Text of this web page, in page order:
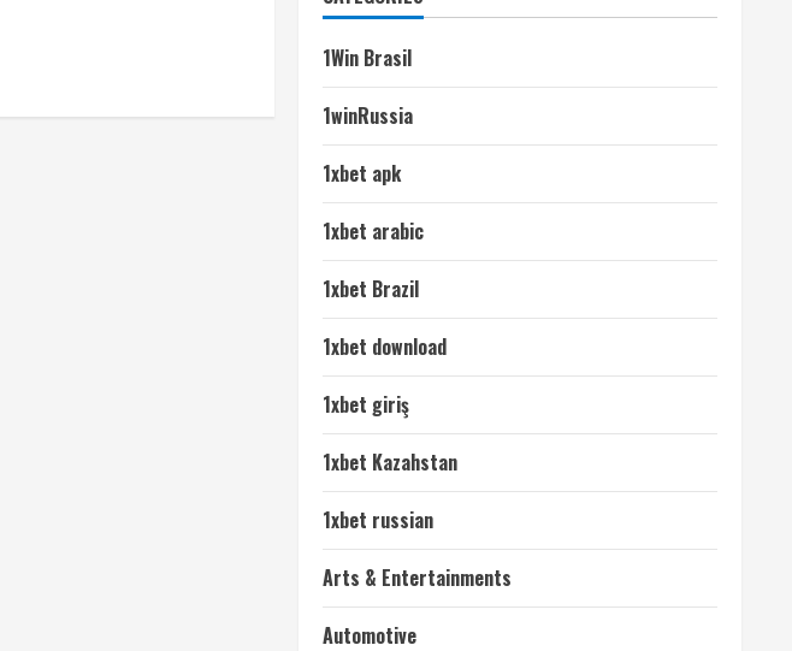
1Win Brasil
1winRussia
1xbet apk
1xbet arabic
1xbet Brazil
1xbet download
1xbet giriş
1xbet Kazahstan
1xbet russian
Arts & Entertainments
Automotive